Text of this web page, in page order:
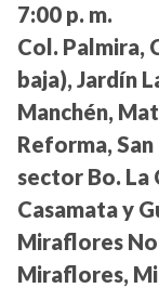
7:00 p. m.
Col. Palmira,
baja), Jardín
Manchén,
Reforma, San
sector Bo. La
Casamata y
Miraflores
Miraflores,